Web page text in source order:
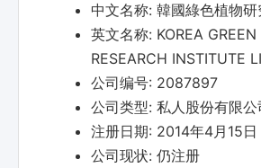
中文名称: 韓國綠色植物
英文名称: KOREA
RESEARCH INSTITUTE
公司编号: 2087897
公司类型: 私人股份有限公
注册日期: 2014年4月15日
公司现状: 仍注册